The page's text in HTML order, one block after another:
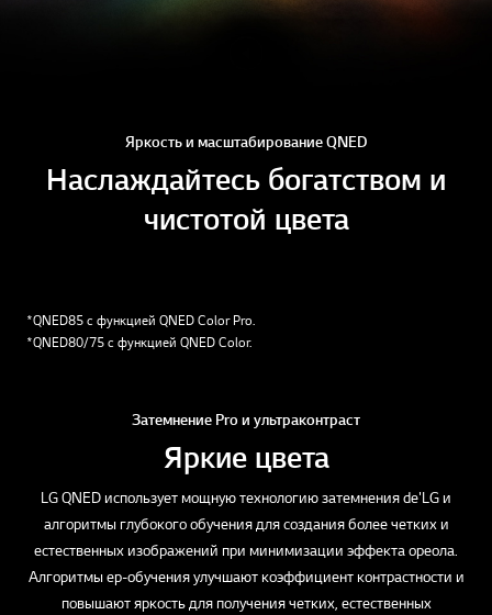
Яркость и масштабирование QNED
Наслаждайтесь богатством и
чистотой цвета
*QNED85 с функцией QNED Color Pro.
*QNED80/75 с функцией QNED Color.
Затемнение Pro и ультраконтраст
Яркие цвета
LG QNED использует мощную технологию затемнения de'LG и
алгоритмы глубокого обучения для создания более четких и
естественных изображений при минимизации эффекта ореола.
Алгоритмы ep-обучения улучшают коэффициент контрастности и
повышают яркость для получения четких, естественных